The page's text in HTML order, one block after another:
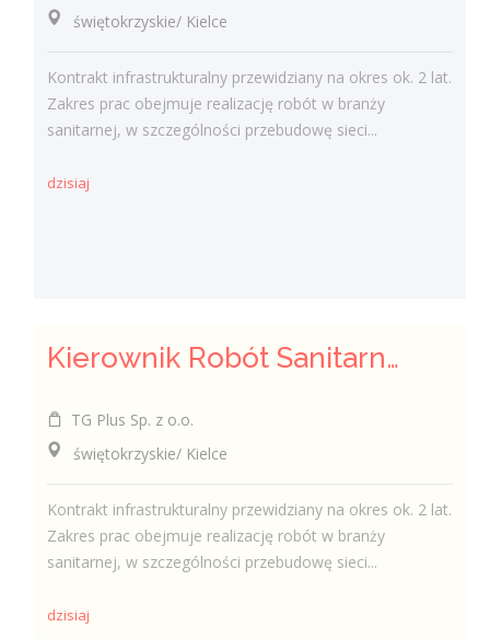
świętokrzyskie/ Kielce
Kontrakt infrastrukturalny przewidziany na okres ok. 2 lat.
Zakres prac obejmuje realizację robót w branży
sanitarnej, w szczególności przebudowę sieci...
dzisiaj
Kierownik Robót Sanitarnych
TG Plus Sp. z o.o.
świętokrzyskie/ Kielce
Kontrakt infrastrukturalny przewidziany na okres ok. 2 lat.
Zakres prac obejmuje realizację robót w branży
sanitarnej, w szczególności przebudowę sieci...
dzisiaj